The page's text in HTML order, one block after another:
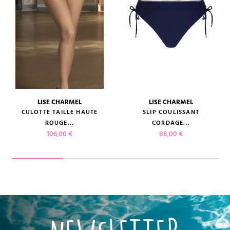
LISE CHARMEL
CULOTTE TAILLE HAUTE
ROUGE...
Prix
106,00 €
LISE CHARMEL
SLIP COULISSANT
CORDAGE...
Prix
88,00 €